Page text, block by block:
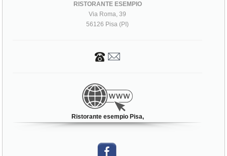
RISTORANTE ESEMPIO
Via Roma, 39
56126 Pisa (PI)
Ristorante esempio Pisa,